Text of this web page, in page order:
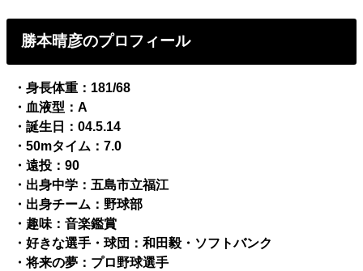
勝本晴彦のプロフィール
・身長体重：181/68
・血液型：A
・誕生日：04.5.14
・50mタイム：7.0
・遠投：90
・出身中学：五島市立福江
・出身チーム：野球部
・趣味：音楽鑑賞
・好きな選手・球団：和田毅・ソフトバンク
・将来の夢：プロ野球選手